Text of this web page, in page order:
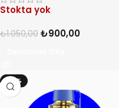
Stokta yok
₺1.050,00 ₺900,00
-14%